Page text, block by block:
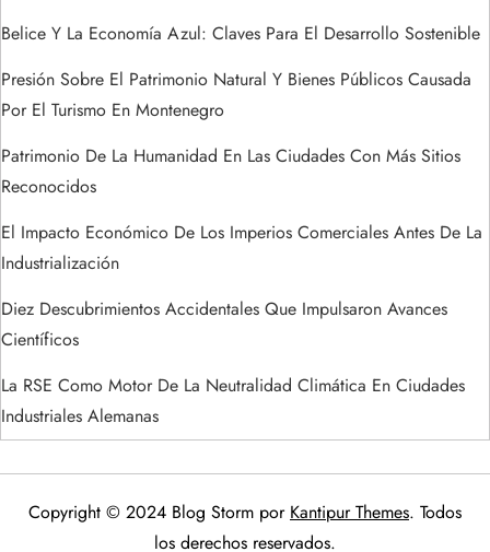
a
s
Belice Y La Economía Azul: Claves Para El Desarrollo Sostenible
Presión Sobre El Patrimonio Natural Y Bienes Públicos Causada
Por El Turismo En Montenegro
Patrimonio De La Humanidad En Las Ciudades Con Más Sitios
Reconocidos
El Impacto Económico De Los Imperios Comerciales Antes De La
Industrialización
Diez Descubrimientos Accidentales Que Impulsaron Avances
Científicos
La RSE Como Motor De La Neutralidad Climática En Ciudades
Industriales Alemanas
Copyright © 2024 Blog Storm por Kantipur Themes. Todos
los derechos reservados.